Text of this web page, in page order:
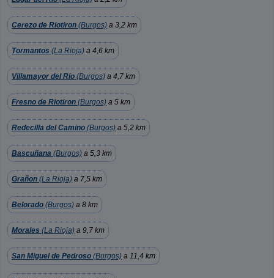
Cerezo de Riotiron (Burgos) a 3,2 km
Tormantos (La Rioja) a 4,6 km
Villamayor del Rio (Burgos) a 4,7 km
Fresno de Riotiron (Burgos) a 5 km
Redecilla del Camino (Burgos) a 5,2 km
Bascuñana (Burgos) a 5,3 km
Grañon (La Rioja) a 7,5 km
Belorado (Burgos) a 8 km
Morales (La Rioja) a 9,7 km
San Miguel de Pedroso (Burgos) a 11,4 km